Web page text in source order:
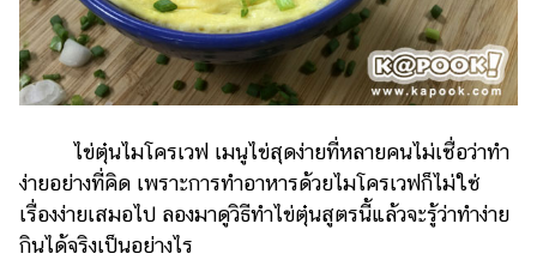
ไข่ตุ๋นไมโครเวฟ เมนูไข่สุดง่ายที่หลายคนไม่เชื่อว่าทำ
ง่ายอย่างที่คิด เพราะการทำอาหารด้วยไมโครเวฟก็ไม่ใช่
เรื่องง่ายเสมอไป ลองมาดูวิธีทำไข่ตุ๋นสูตรนี้แล้วจะรู้ว่าทำง่าย
กินได้จริงเป็นอย่างไร